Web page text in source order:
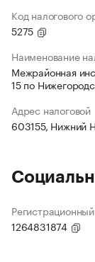
Код налогового
5275
Наименование
Межрайонная
15 по
Адрес налоговой
603155, Нижний
1264831874